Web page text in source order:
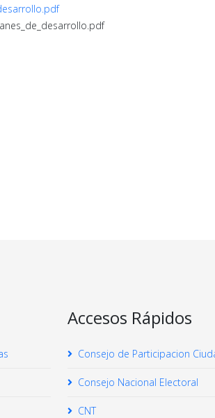
Accesos Rápidos
Consejo de Participacion
Consejo Nacional Electoral
CNT